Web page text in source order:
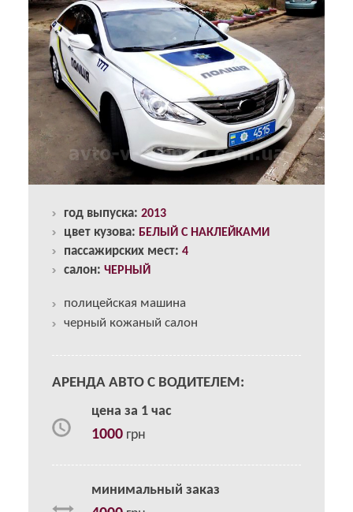
год выпуска:2013
цвет кузова: БЕЛЫЙ С НАКЛЕЙКАМИ
пассажирских мест:4
салон:ЧЕРНЫЙ
полицейская машина
черный кожаный салон
АРЕНДА АВТО С ВОДИТЕЛЕМ:
цена за 1 час
1000 грн
минимальный заказ